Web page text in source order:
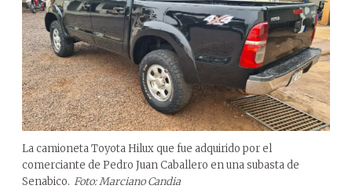
La camioneta Toyota Hilux que fue adquirido por el
comerciante de Pedro Juan Caballero en una subasta de
Senabico. Foto: Marciano Candia